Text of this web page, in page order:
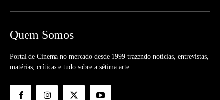
Quem Somos
Portal de Cinema no mercado desde 1999 trazendo notícias, entrevistas,
matérias, críticas e tudo sobre a sétima arte.